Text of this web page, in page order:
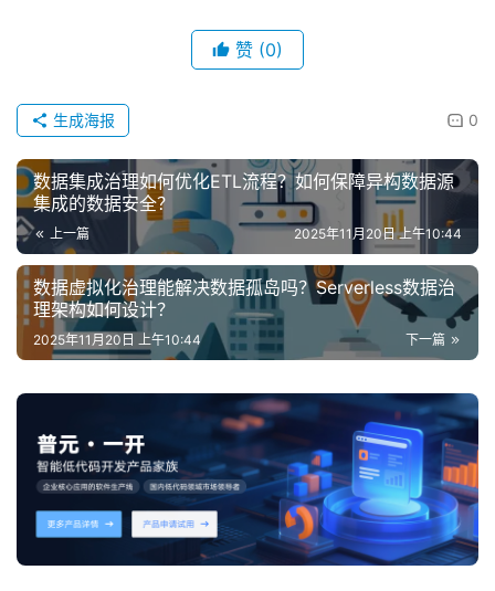
赞 (0)
0
生成海报
数据集成治理如何优化ETL流程？如何保障异构数据源
集成的数据安全？
上一篇 2025年11月20日 上午10:44
数据虚拟化治理能解决数据孤岛吗？Serverless数据治
理架构如何设计？
下一篇
2025年11月20日 上午10:44